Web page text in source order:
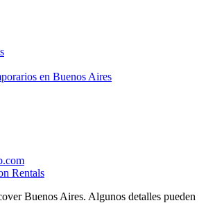
en Buenos Aires
Rentals
Buenos Aires. Algunos detalles pueden